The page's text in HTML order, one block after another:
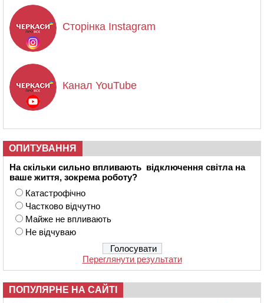
Сторінка Instagram
Канал YouTube
ОПИТУВАННЯ
На скільки сильно впливають відключення світла на
ваше життя, зокрема роботу?
Катастрофічно
Частково відчутно
Майже не впливають
Не відчуваю
Переглянути результати
ПОПУЛЯРНЕ НА САЙТІ